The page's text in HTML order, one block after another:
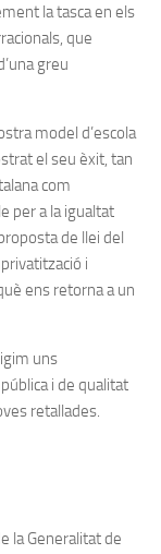
la tasca en els
que
greu
model d’escola
el seu èxit, tan
com
per a la igualtat
de llei del
i
ens retorna a un
uns
i de qualitat
retallades.
la Generalitat de